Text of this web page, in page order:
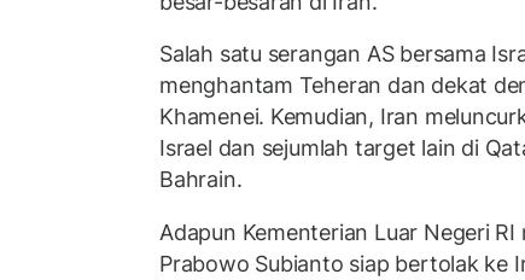
Salah satu serangan AS bersama
menghantam Teheran dan dekat
Khamenei. Kemudian, Iran
Israel dan sejumlah target lain di
Bahrain.
Adapun Kementerian Luar Negeri
Prabowo Subianto siap bertolak ke